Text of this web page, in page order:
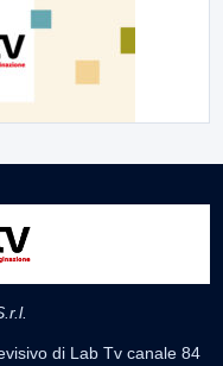
di Lab Tv canale 84